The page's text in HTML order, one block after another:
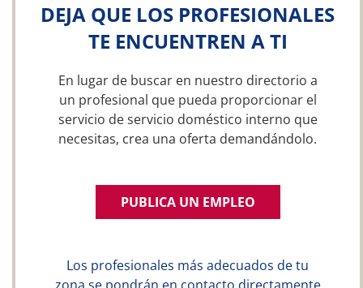
DEJA QUE LOS PROFESIONALES
TE ENCUENTREN A TI
En lugar de buscar en nuestro directorio a
un profesional que pueda proporcionar el
servicio de servicio doméstico interno que
necesitas, crea una oferta demandándolo.
PUBLICA UN EMPLEO
Los profesionales más adecuados de tu